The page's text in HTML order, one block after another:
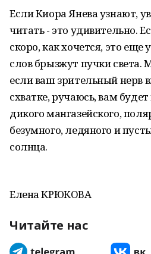
Если Киора Янева узнают,
читать - это удивительно.
скоро, как хочется, это еще
слов брызжут пучки света.
если ваш зрительный нерв
схватке, ручаюсь, вам будет
дикого мангазейского,
безумного, ледяного и
солнца.
Елена КРЮКОВА
Читайте нас